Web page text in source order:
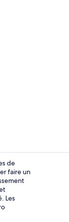
de
faire un
Les